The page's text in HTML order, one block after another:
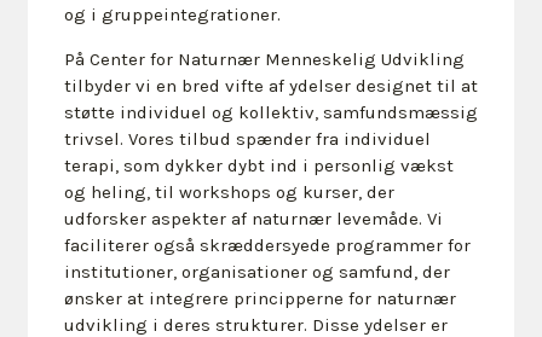
og i gruppeintegrationer.
På Center for Naturnær Menneskelig Udvikling
tilbyder vi en bred vifte af ydelser designet til at
støtte individuel og kollektiv, samfundsmæssig
trivsel. Vores tilbud spænder fra individuel
terapi, som dykker dybt ind i personlig vækst
og heling, til workshops og kurser, der
udforsker aspekter af naturnær levemåde. Vi
faciliterer også skræddersyede programmer for
institutioner, organisationer og samfund, der
ønsker at integrere principperne for naturnær
udvikling i deres strukturer. Disse ydelser er